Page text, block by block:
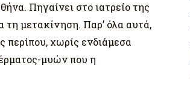
Πηγαίνει στο ιατρείο της
τη μετακίνηση. Παρ’ όλα αυτά,
χωρίς ενδιάμεσα
μυών που η